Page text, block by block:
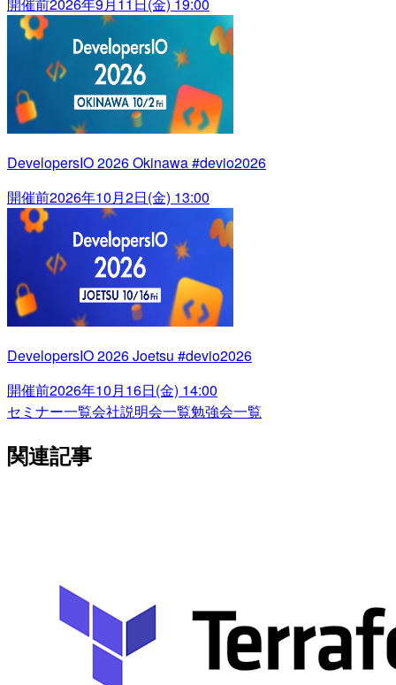
DevelopersIO 2026 Okinawa #devio2026
開催前2026年10月2日(金) 13:00
DevelopersIO 2026 Joetsu #devio2026
開催前2026年10月16日(金) 14:00
セミナー一覧会社説明会一覧勉強会一覧
関連記事